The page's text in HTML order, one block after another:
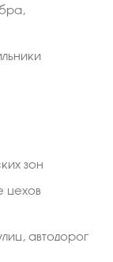
зон
цехов
автодорог